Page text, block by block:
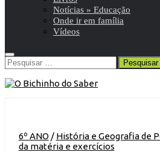
Notícias » Educação
Onde ir em família
Vídeos
Pesquisar
por:
6º ANO / História e Geografia de
da matéria e exercícios